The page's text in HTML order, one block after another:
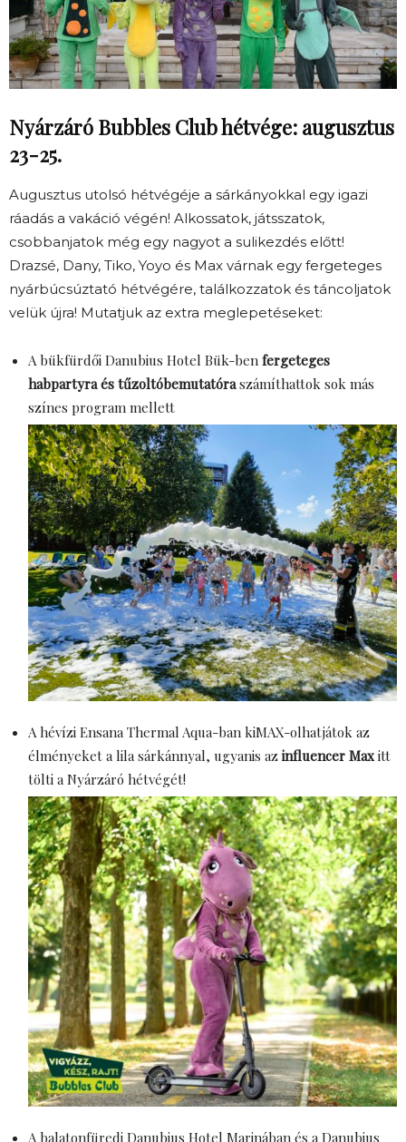
Nyárzáró Bubbles Club hétvége: augusztus
23-25.
Augusztus utolsó hétvégéje a sárkányokkal egy igazi
ráadás a vakáció végén! Alkossatok, játsszatok,
csobbanjatok még egy nagyot a sulikezdés előtt!
Drazsé, Dany, Tiko, Yoyo és Max várnak egy fergeteges
nyárbúcsúztató hétvégére, találkozzatok és táncoljatok
velük újra! Mutatjuk az extra meglepetéseket:
A bükfürdői Danubius Hotel Bük-ben fergeteges
habpartyra és tűzoltóbemutatóraszámíthattok sok más
színes program mellett
A hévízi Ensana Thermal Aqua-ban kiMAX-olhatjátok az
élményeket a lila sárkánnyal, ugyanis az influencer Maxitt
tölti a Nyárzáró hétvégét!
A balatonfüredi Danubius Hotel Marinában és a Danubius